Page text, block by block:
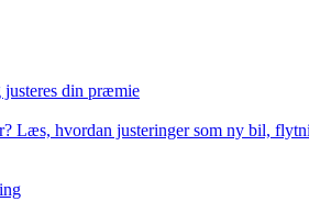
din præmie
Læs, hvordan justeringer som ny bil,